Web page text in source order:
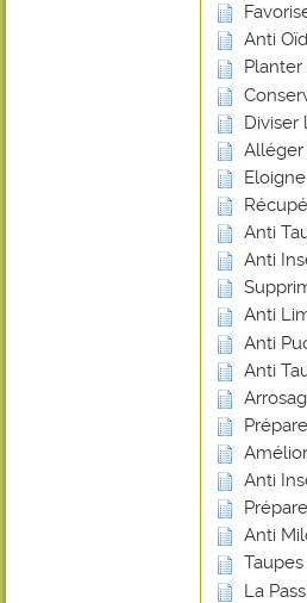
Anti
Diviser
Alléger
Anti
Anti
Anti
Anti
Anti
Anti
Anti
La